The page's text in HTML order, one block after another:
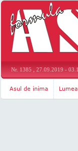
Nr. 1385 , 27.09.2019 -
Asul de inima